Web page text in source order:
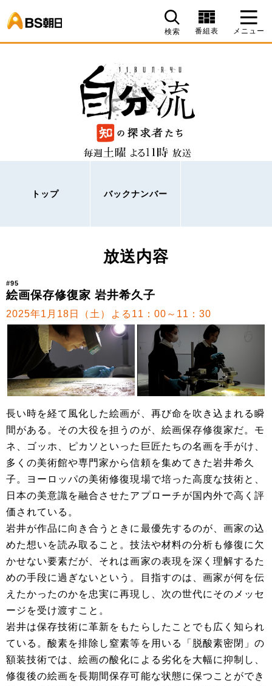
検索 番組表 メニュー
トップ バックナンバー
放送内容
#95
絵画保存修復家 岩井希久子
2025年1月18日（土）よる11：00～11：30
長い時を経て風化した絵画が、再び命を吹き込まれる瞬
間がある。その大役を担うのが、絵画保存修復家だ。モ
ネ、ゴッホ、ピカソといった巨匠たちの名画を手がけ、
多くの美術館や専門家から信頼を集めてきた岩井希久
子。ヨーロッパの美術修復現場で培った高度な技術と、
日本の美意識を融合させたアプローチが国内外で高く評
価されている。
岩井が作品に向き合うときに最優先するのが、画家の込
めた想いを読み取ること。技法や材料の分析も修復に欠
かせない要素だが、それは画家の表現を深く理解するた
めの手段に過ぎないという。目指すのは、画家が何を伝
えたかったのかを忠実に再現し、次の世代にそのメッセ
ージを受け渡すこと。
岩井は保存技術に革新をもたらしたことでも広く知られ
ている。酸素を排除し窒素等を用いる「脱酸素密閉」の
額装技術では、絵画の酸化による劣化を大幅に抑制し、
修復後の絵画を長期間保存可能な状態に保つことができ